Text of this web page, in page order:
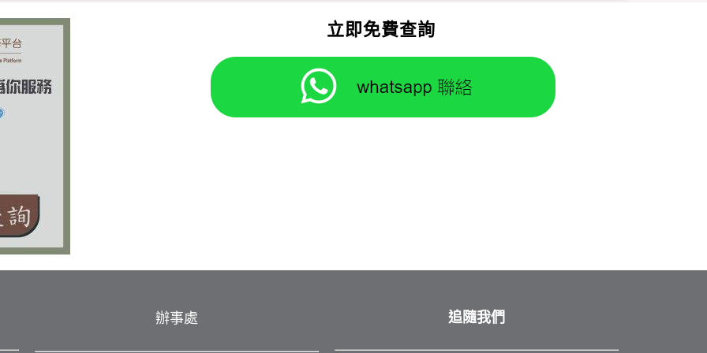
立即免費查詢
辦事處 追隨我們